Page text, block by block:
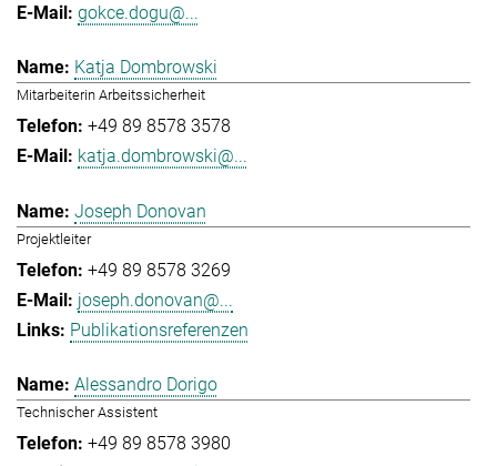
gokce.dogu@...
Katja Dombrowski
Mitarbeiterin Arbeitssicherheit
+49 89 8578 3578
katja.dombrowski@...
Joseph Donovan
Projektleiter
+49 89 8578 3269
joseph.donovan@...
Publikationsreferenzen
Alessandro Dorigo
Technischer Assistent
+49 89 8578 3980